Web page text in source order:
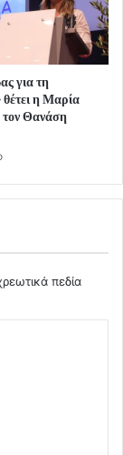
για τη
η Μαρία
Θανάση
πεδία